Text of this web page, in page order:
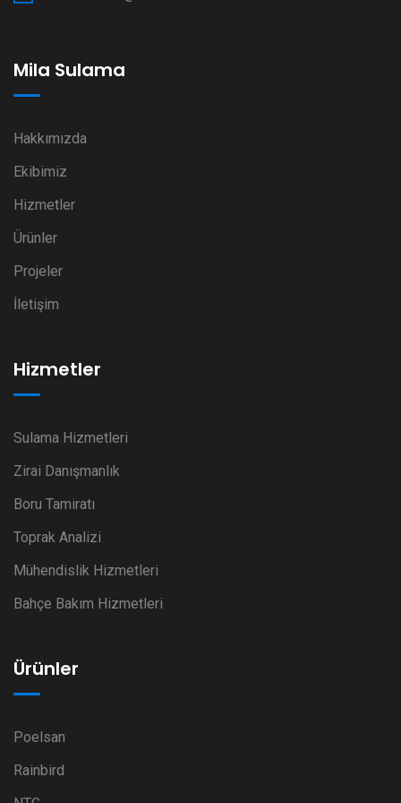
Mila Sulama
Hakkımızda
Ekibimiz
Hizmetler
Ürünler
Projeler
İletişim
Hizmetler
Sulama Hizmetleri
Zirai Danışmanlık
Boru Tamiratı
Toprak Analizi
Mühendislik Hizmetleri
Bahçe Bakım Hizmetleri
Ürünler
Poelsan
Rainbird